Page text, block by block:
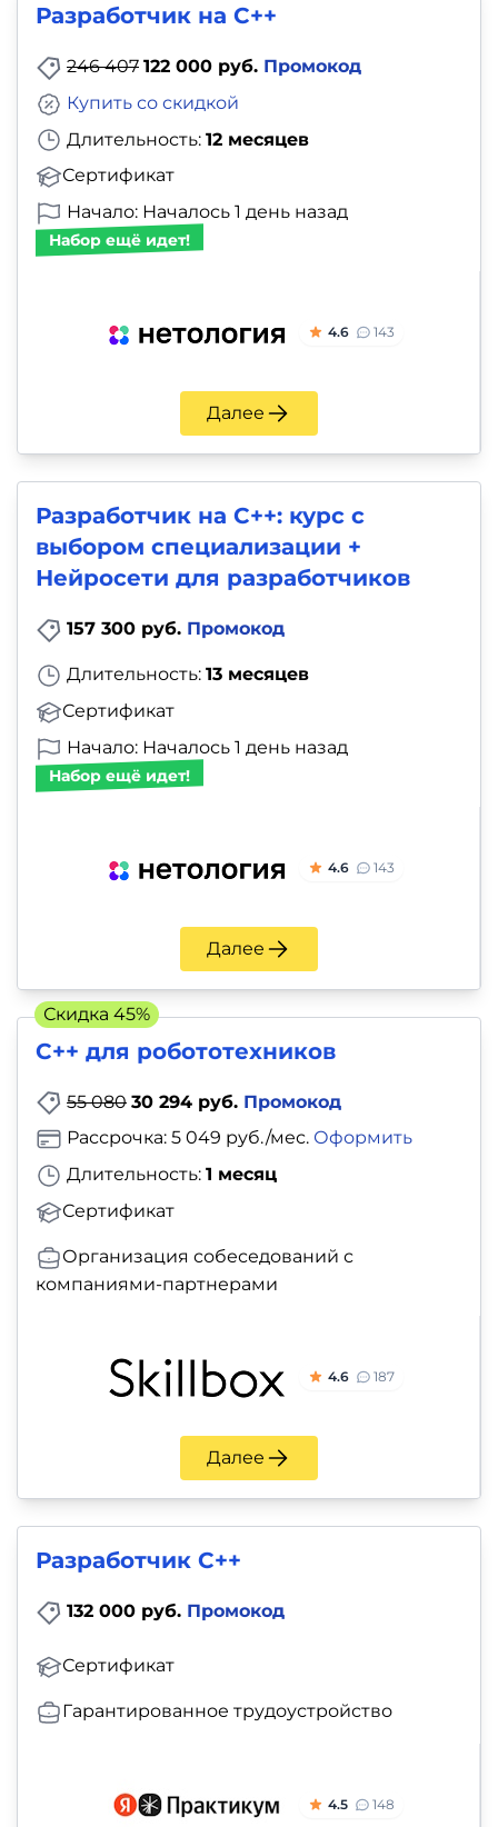
Разработчик на С++
246 407 122 000 руб. Промокод
Длительность: 12 месяцев
Сертификат
Купить со скидкой
Начало: Началось 1 день назад
Набор ещё идет!
4.6 143
Далее
Разработчик на C++: курс с
выбором специализации +
Нейросети для разработчиков
157 300 руб. Промокод
Длительность: 13 месяцев
Сертификат
Начало: Началось 1 день назад
Набор ещё идет!
4.6 143
Далее
C++ для робототехников
55 080 30 294 руб. Промокод
Длительность: 1 месяц
Сертификат
Рассрочка: 5 049 руб./мес. Оформить
Организация собеседований с
компаниями-партнерами
4.6 187
Далее
Скидка 45%
Разработчик C++
132 000 руб. Промокод
Сертификат
Гарантированное трудоустройство
4.5 148